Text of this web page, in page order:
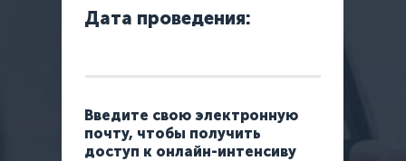
Дата проведения:
Введите свою электронную
почту, чтобы получить
доступ к онлайн-интенсиву